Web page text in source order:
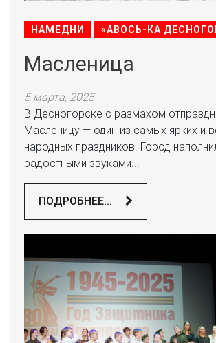
НАМЕДНИ «АВОСЬ-КА
Масленица
5 марта, 2025
В Десногорске с размахом
Масленицу — один из самых ярких и
народных праздников. Город
радостными звуками...
ПОДРОБНЕЕ...